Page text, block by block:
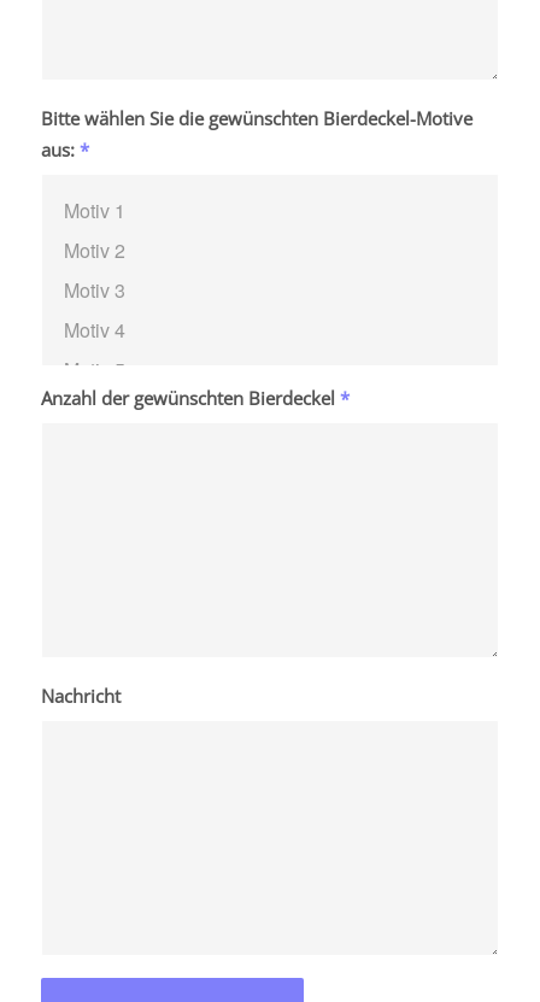
Bitte wählen Sie die gewünschten Bierdeckel-Motive
aus: *
Anzahl der gewünschten Bierdeckel *
Nachricht